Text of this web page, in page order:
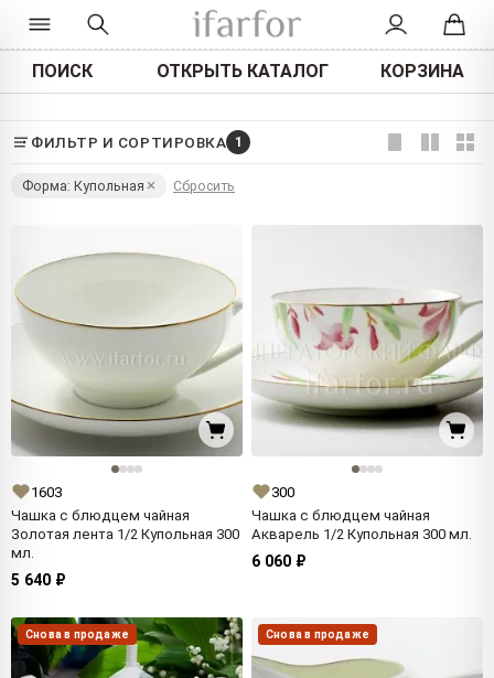
ПОИСК ОТКРЫТЬ КАТАЛОГ КОРЗИНА
ФИЛЬТР И СОРТИРОВКА 1
Форма: Купольная Сбросить
1603
Чашка с блюдцем чайная
Золотая лента 1/2 Купольная 300
мл.
5 640 ₽
300
Чашка с блюдцем чайная
Акварель 1/2 Купольная 300 мл.
6 060 ₽
Снова в продаже Снова в продаже